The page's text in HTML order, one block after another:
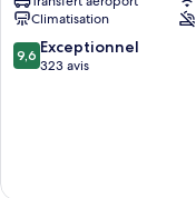
Hostal
Boutique
Centre-
Climatisation
9.6
sur
9,6 Exceptionnel
323 avis